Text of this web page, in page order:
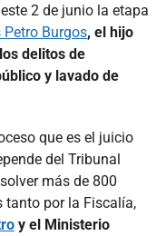
2 de junio la etapa
Petro Burgos, el hijo
delitos de
y lavado de
que es el juicio
del Tribunal
más de 800
tanto por la Fiscalía,
y el Ministerio